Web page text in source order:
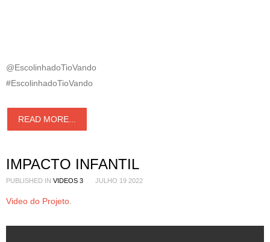
@EscolinhadoTioVando
#EscolinhadoTioVando
READ MORE...
IMPACTO INFANTIL
PUBLISHED IN VIDEOS 3 JULHO 19 2022
Video do Projeto